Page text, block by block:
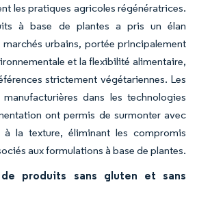
les pratiques agricoles régénératrices.
à base de plantes a pris un élan
urbains, portée principalement
et la flexibilité alimentaire,
strictement végétariennes. Les
dans les technologies
ont permis de surmonter avec
la texture, éliminant les compromis
aux formulations à base de plantes.
de produits sans gluten et sans